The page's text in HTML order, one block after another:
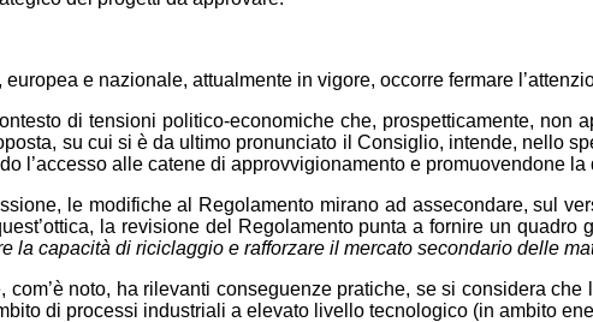
e nazionale, attualmente in vigore, occorre fermare
di tensioni politico-economiche che, prospetticamente, non
su cui si è da ultimo pronunciato il Consiglio, intende, nello
l’accesso alle catene di approvvigionamento e promuovendone la
le modifiche al Regolamento mirano ad assecondare, sul
la revisione del Regolamento punta a fornire un quadro
la capacità di riciclaggio e rafforzare il mercato secondario delle
com’è noto, ha rilevanti conseguenze pratiche, se si considera
di processi industriali a elevato livello tecnologico (in ambito